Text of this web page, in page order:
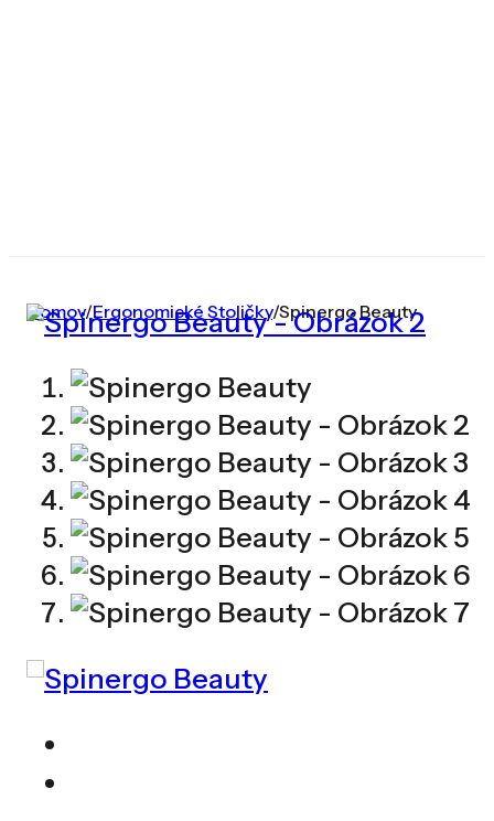
Domov/Ergonomické Stoličky/Spinergo Beauty